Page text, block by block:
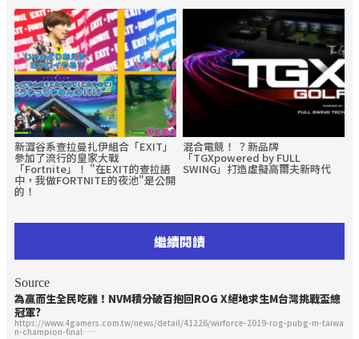
新澀谷系查拉曼扎伊組合「EXIT」
參加了流行的皇家大戰
「Fortnite」！ "在EXIT的查拉語
中，我做FORTNITE的夜池"是公開
的！
混合電競！ ？新品牌
「TGXpowered by FULL
SWING」打造虛擬高爾夫新時代
繼續閱讀
Source
為贏而生全民吃雞！NVM積分破百抱回ROG X絕地求生M台灣挑戰盃總
冠軍?
https://www.4gamers.com.tw/news/detail/41226/wirforce-2019-rog-pubg-m-taiwa
n-champion-final……